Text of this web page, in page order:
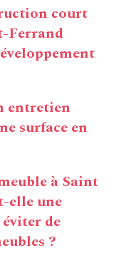
court
Ferrand
entretien
surface en
à Saint
elle une
de
?